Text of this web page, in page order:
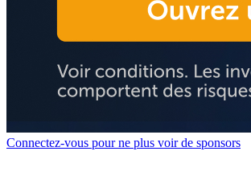
Connectez-vous pour ne plus voir de sponsors